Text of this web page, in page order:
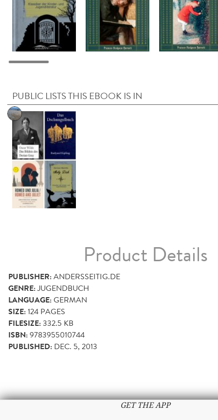
PUBLIC LISTS THIS EBOOK IS IN
Product Details
PUBLISHER:ANDERSSEITIG.DE
GENRE:JUGENDBUCH
LANGUAGE:GERMAN
SIZE:124 PAGES
FILESIZE:332.5 KB
ISBN:9783955010744
PUBLISHED: DEC. 5, 2013
GET THE APP